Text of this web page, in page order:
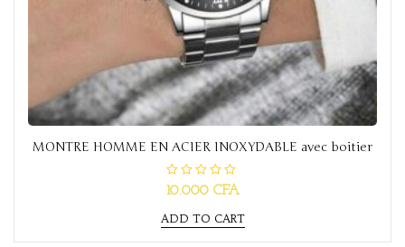
MONTRE HOMME EN ACIER INOXYDABLE avec boitier
R
a
e
d
0
10.000 CFA
ADD TO CART